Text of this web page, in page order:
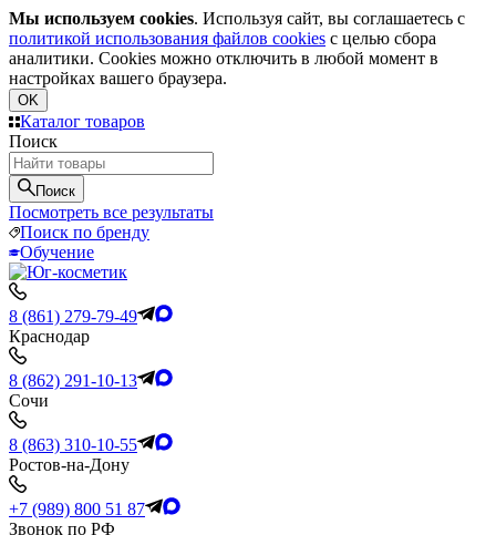
Мы используем cookies. Используя сайт, вы соглашаетесь с
политикой использования файлов cookies с целью сбора
аналитики. Cookies можно отключить в любой момент в
настройках вашего браузера.
OK
Каталог товаров
Поиск
Поиск
Посмотреть все результаты
Поиск по бренду
Обучение
8 (861) 279-79-49
Краснодар
8 (862) 291-10-13
Сочи
8 (863) 310-10-55
Ростов-на-Дону
+7 (989) 800 51 87
Звонок по РФ